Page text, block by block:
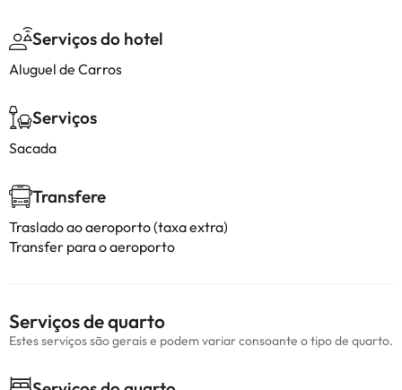
Serviços do hotel
Aluguel de Carros
Serviços
Sacada
Transfere
Traslado ao aeroporto (taxa extra)
Transfer para o aeroporto
Serviços de quarto
Estes serviços são gerais e podem variar consoante o tipo de quarto.